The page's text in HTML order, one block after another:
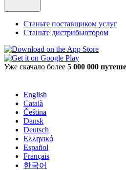
Станьте поставщиком услуг
Станьте дистрибьютором
Уже скачало более 5 000 000
English
Català
Čeština
Dansk
Deutsch
Ελληνικά
Español
Français
한국어